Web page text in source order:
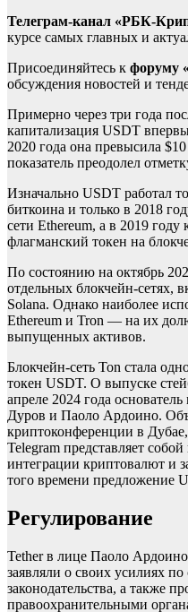
Телеграм-канал «РБК-
курсе самых главных и
Присоединяйтесь к форуму
обсуждения новостей и
Примерно через три года
капитализация USDT
2020 года она превысила
показатель преодолел
Изначально USDT работал
биткоина и только в 2018
сети Ethereum, а в 2019 году
флагманский токен на
По состоянию на октябрь
отдельных блокчейн-сетях,
Solana. Однако наиболее
Ethereum и Tron — на их
выпущенных активов.
Блокчейн-сеть Ton стала
токен USDT. О выпуске
апреле 2024 года
Дуров и Паоло Ардоино.
криптоконференции в
Telegram представляет
интеграции криптовалют и
того времени предложение
Регулирование
Tether в лице Паоло
заявляли о своих усилиях
законодательства, а также
правоохранительными